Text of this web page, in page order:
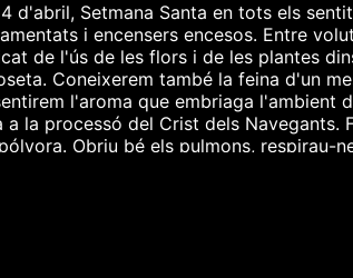
Setmana Santa en tots els
i encensers encesos. Entre
de l'ús de les flors i de les plantes
Coneixerem també la feina d'un
l'aroma que embriaga l'ambient
la processó del Crist dels Navegants.
Obriu bé els pulmons, respirau-